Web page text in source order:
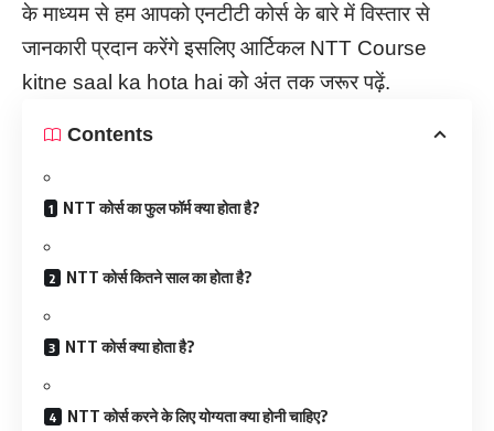
के माध्यम से हम आपको एनटीटी कोर्स के बारे में विस्तार से
जानकारी प्रदान करेंगे इसलिए आर्टिकल NTT Course
kitne saal ka hota hai को अंत तक जरूर पढ़ें.
Contents
NTT कोर्स का फुल फॉर्म क्या होता है?
NTT कोर्स कितने साल का होता है?
NTT कोर्स क्या होता है?
NTT कोर्स करने के लिए योग्यता क्या होनी चाहिए?